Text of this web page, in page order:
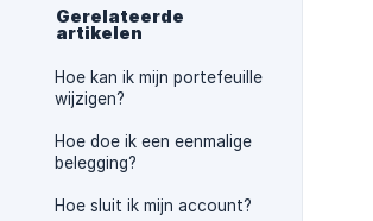
Gerelateerde
artikelen
Hoe kan ik mijn portefeuille
wijzigen?
Hoe doe ik een eenmalige
belegging?
Hoe sluit ik mijn account?